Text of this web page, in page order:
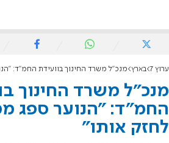
ערוץ 7 בארץ מנכ"ל משרד החינוך בוועידת החמ"ד: "הנוער ספג
מנכ"ל משרד החינוך
החמ"ד: "הנוער ספג
לחזק אותו"